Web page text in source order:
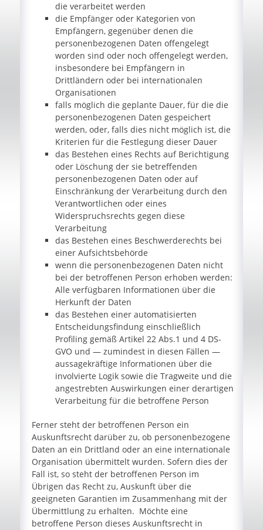
die verarbeitet werden
die Empfänger oder Kategorien von
Empfängern, gegenüber denen die
personenbezogenen Daten offengelegt
worden sind oder noch offengelegt werden,
insbesondere bei Empfängern in
Drittländern oder bei internationalen
Organisationen
falls möglich die geplante Dauer, für die die
personenbezogenen Daten gespeichert
werden, oder, falls dies nicht möglich ist, die
Kriterien für die Festlegung dieser Dauer
das Bestehen eines Rechts auf Berichtigung
oder Löschung der sie betreffenden
personenbezogenen Daten oder auf
Einschränkung der Verarbeitung durch den
Verantwortlichen oder eines
Widerspruchsrechts gegen diese
Verarbeitung
das Bestehen eines Beschwerderechts bei
einer Aufsichtsbehörde
wenn die personenbezogenen Daten nicht
bei der betroffenen Person erhoben werden:
Alle verfügbaren Informationen über die
Herkunft der Daten
das Bestehen einer automatisierten
Entscheidungsfindung einschließlich
Profiling gemäß Artikel 22 Abs.1 und 4 DS-
GVO und — zumindest in diesen Fällen —
aussagekräftige Informationen über die
involvierte Logik sowie die Tragweite und die
angestrebten Auswirkungen einer derartigen
Verarbeitung für die betroffene Person
Ferner steht der betroffenen Person ein
Auskunftsrecht darüber zu, ob personenbezogene
Daten an ein Drittland oder an eine internationale
Organisation übermittelt wurden. Sofern dies der
Fall ist, so steht der betroffenen Person im
Übrigen das Recht zu, Auskunft über die
geeigneten Garantien im Zusammenhang mit der
Übermittlung zu erhalten. Möchte eine
betroffene Person dieses Auskunftsrecht in